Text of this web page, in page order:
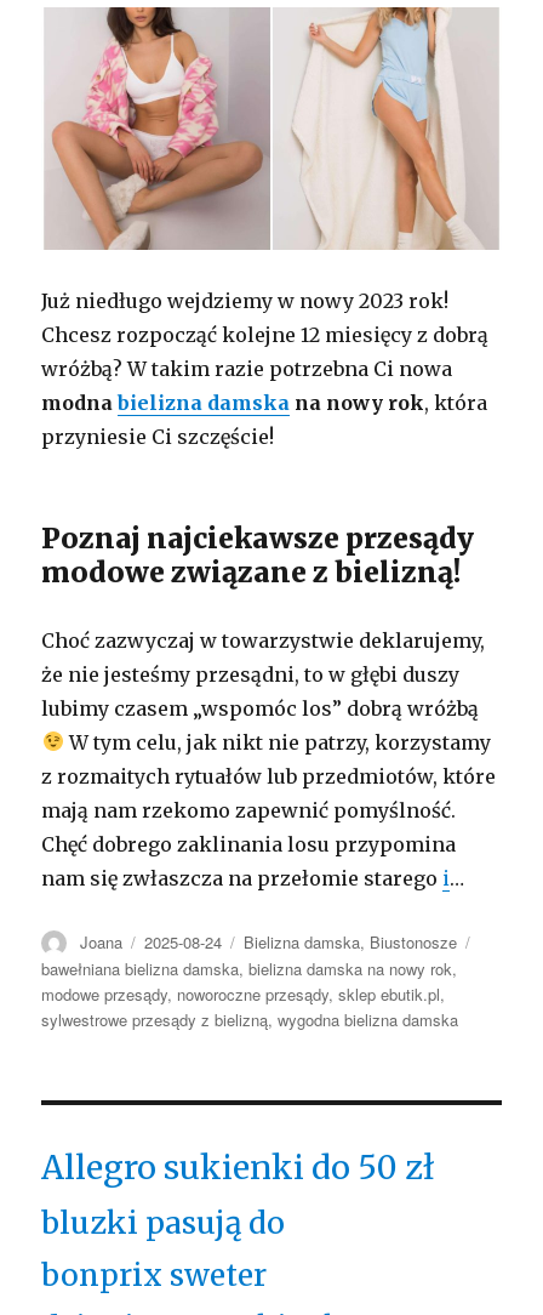
Już niedługo wejdziemy w nowy 2023 rok!
Chcesz rozpocząć kolejne 12 miesięcy z dobrą
wróżbą? W takim razie potrzebna Ci nowa
modnabielizna damska na nowy rok, która
przyniesie Ci szczęście!
Poznaj najciekawsze przesądy
modowe związane z bielizną!
Choć zazwyczaj w towarzystwie deklarujemy,
że nie jesteśmy przesądni, to w głębi duszy
lubimy czasem „wspomóc los” dobrą wróżbą
W tym celu, jak nikt nie patrzy, korzystamy
z rozmaitych rytuałów lub przedmiotów, które
mają nam rzekomo zapewnić pomyślność.
Chęć dobrego zaklinania losu przypomina
nam się zwłaszcza na przełomie starego i…
Autor
Joana Opublikowano
2025-08-24 Kategorie
Bielizna damska, Biustonosze
bawełniana bielizna damska,bielizna damska na nowy rok,
modowe przesądy, noworoczne przesądy,sklep ebutik.pl,
sylwestrowe przesądy z bielizną,wygodna bielizna damska
Allegro sukienki do 50 zł
bluzki pasują do
bonprix sweter